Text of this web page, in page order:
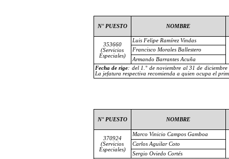
N° PUESTO NOMBRE
353660
(Servicios
Especiales)
Luis Felipe Ramírez Vindas
Francisco Morales Ballestero
Armando Barrantes Acuña
Fecha de rige: del 1.° de noviembre al 31 de
La jefatura respectiva recomienda a quien ocupa el
N° PUESTO NOMBRE
370924
(Servicios
Especiales)
Marco Vinicio Campos Gamboa
Carlos Aguilar Coto
Sergio Oviedo Cortés